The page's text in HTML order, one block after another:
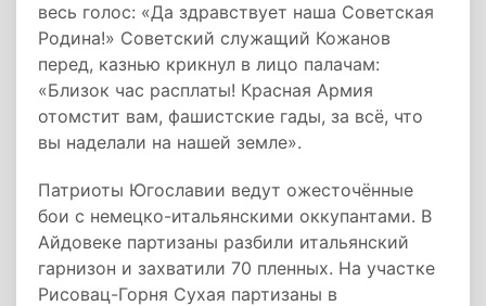
весь голос: «Да здравствует наша Советская
Родина!» Советский служащий Кожанов
перед, казнью крикнул в лицо палачам:
«Близок час расплаты! Красная Армия
отомстит вам, фашистские гады, за всё, что
вы наделали на нашей земле».
Патриоты Югославии ведут ожесточённые
бои с немецко-итальянскими оккупантами. В
Айдовеке партизаны разбили итальянский
гарнизон и захватили 70 пленных. На участке
Рисовац-Горня Сухая партизаны в